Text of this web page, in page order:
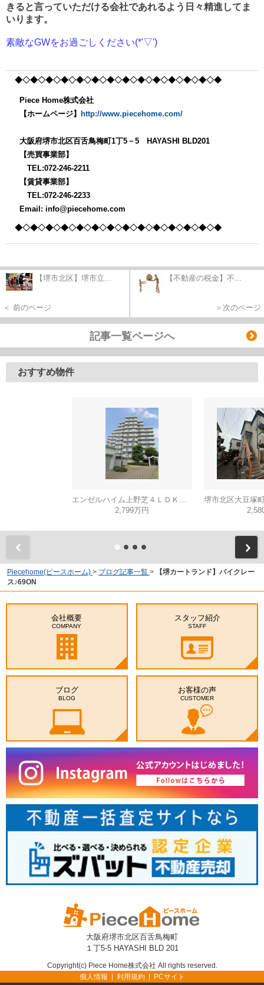
きると言っていただける会社であれるよう日々精進してま
いります。
素敵なGWをお過ごしください(*'▽')
◆◇◆◇◆◇◆◇◆◇◆◇◆◇◆◇◆◇◆◇◆◇◆◇◆◇◆
Piece Home株式会社
【ホームページ】
http://www.piecehome.com/
大阪府堺市北区百舌鳥梅町1丁5－5 HAYASHI BLD201
【売買事業部】
TEL:072-246-2211
【賃貸事業部】
TEL:072-246-2233
Email: info@piecehome.com
◆◇◆◇◆◇◆◇◆◇◆◇◆◇◆◇◆◇◆◇◆◇◆◇◆◇◆
【堺市北区】堺市立...
＜ 前のページ
【不動産の税金】不...
＞次のページ
記事一覧ページへ
おすすめ物件
2,799万円
Piecehome(ピースホーム) > ブログ記事一覧 >
【堺カートランド】バイクレー
ス♪69ON
会社概要
COMPANY
スタッフ紹介
STAFF
ブログ
BLOG
お客様の声
CUSTOMER
大阪府堺市北区百舌鳥梅町
１丁5-5 HAYASHI BLD 201
Copyright(c) Piece Home株式会社 All rights reserved.
個人情報
利用規約 PCサイト